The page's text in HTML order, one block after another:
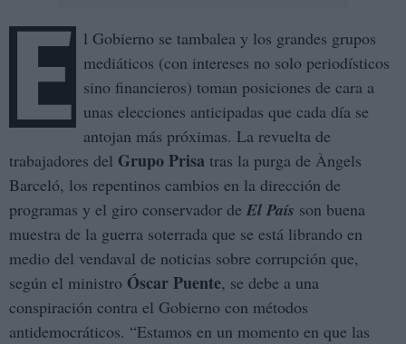
E l Gobierno se tambalea y los grandes grupos
mediáticos (con intereses no solo periodísticos
sino financieros) toman posiciones de cara a
unas elecciones anticipadas que cada día se
antojan más próximas. La revuelta de
trabajadores del Grupo Prisa tras la purga de Àngels
Barceló, los repentinos cambios en la dirección de
programas y el giro conservador de El País son buena
muestra de la guerra soterrada que se está librando en
medio del vendaval de noticias sobre corrupción que,
según el ministro Óscar Puente, se debe a una
conspiración contra el Gobierno con métodos
antidemocráticos. “Estamos en un momento en que las